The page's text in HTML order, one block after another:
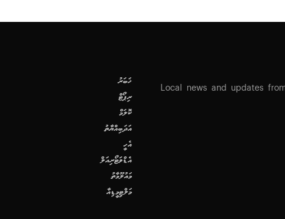
Local news and updates
ޚަބަރު
ރިޕޯޓް
ކޮލަމް
އަދަބިއްޔާތު
އެހީ
އެޑްވަޓޯރިއަލް
މައުލޫމާތު
މަލްޓިމީޑިއާ